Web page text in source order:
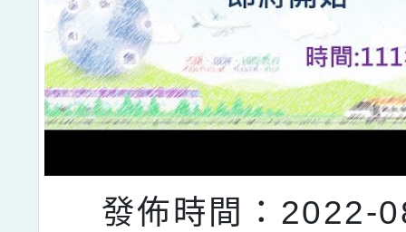
發佈時間：2022-